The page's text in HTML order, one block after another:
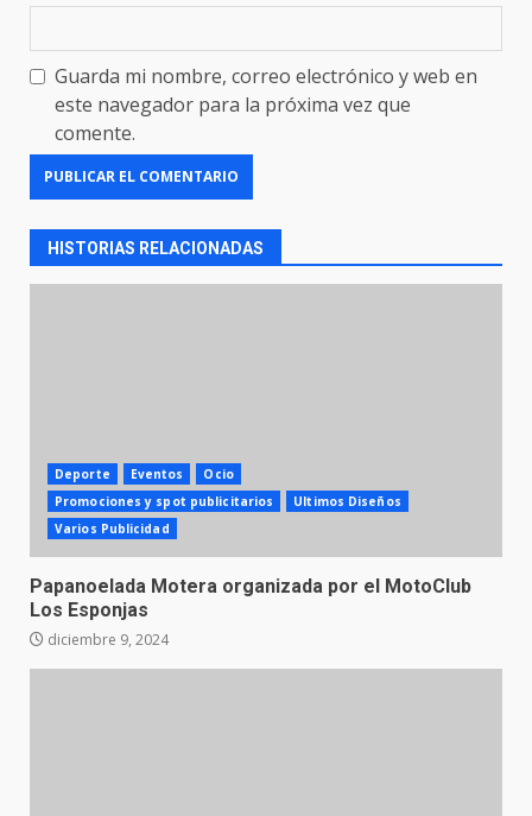
Guarda mi nombre, correo electrónico y web en
este navegador para la próxima vez que
comente.
HISTORIAS RELACIONADAS
Deporte Eventos
Ocio
Promociones y spot publicitarios
Ultimos Diseños
Varios Publicidad
Papanoelada Motera organizada por el MotoClub
Los Esponjas
diciembre 9, 2024